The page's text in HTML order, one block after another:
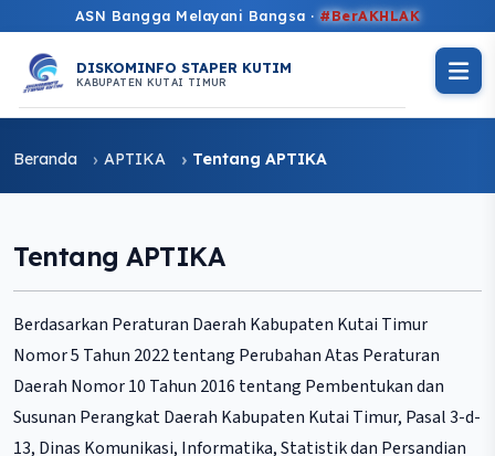
ASN Bangga Melayani Bangsa ·#BerAKHLAK
DISKOMINFO STAPER KUTIM
KABUPATEN KUTAI TIMUR
Beranda APTIKA Tentang APTIKA
Tentang APTIKA
Berdasarkan Peraturan Daerah Kabupaten Kutai Timur
Nomor 5 Tahun 2022 tentang Perubahan Atas Peraturan
Daerah Nomor 10 Tahun 2016 tentang Pembentukan dan
Susunan Perangkat Daerah Kabupaten Kutai Timur, Pasal 3-d-
13, Dinas Komunikasi, Informatika, Statistik dan Persandian